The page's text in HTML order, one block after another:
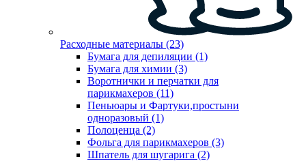
Расходные материалы (23)
Бумага для депиляции (1)
Бумага для химии (3)
Воротнички и перчатки для
парикмахеров (11)
Пеньюары и Фартуки,простыни
одноразовый (1)
Полоценца (2)
Фольга для парикмахеров (3)
Шпатель для шугарига (2)